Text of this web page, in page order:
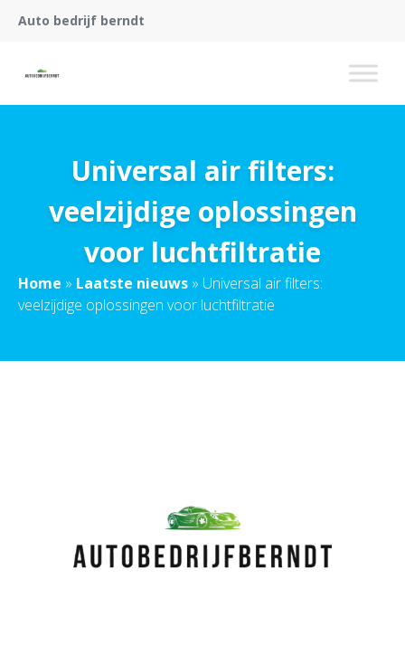
Auto bedrijf berndt
Universal air filters:
veelzijdige oplossingen
voor luchtfiltratie
Home » Laatste nieuws » Universal air filters:
veelzijdige oplossingen voor luchtfiltratie